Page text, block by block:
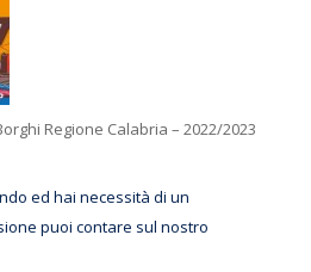
Regione Calabria – 2022/2023
ed hai necessità di un
puoi contare sul nostro